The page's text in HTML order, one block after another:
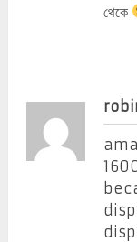
থেকে